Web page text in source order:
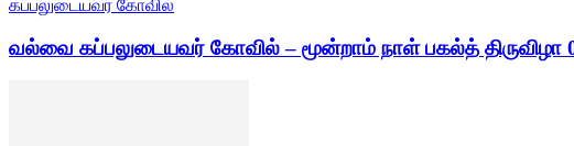
கப்பலுடையவர் கோவில்
வல்வை கப்பலுடையவர் கோவில் – மூன்றாம் நாள் பகல்த் திருவிழா